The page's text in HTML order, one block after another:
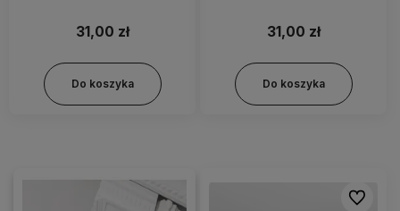
31,00 zł
Do koszyka
31,00 zł
Do koszyka
Do